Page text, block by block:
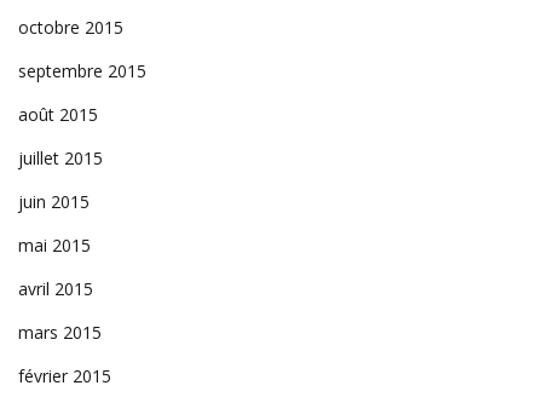
octobre 2015
septembre 2015
août 2015
juillet 2015
juin 2015
mai 2015
avril 2015
mars 2015
février 2015